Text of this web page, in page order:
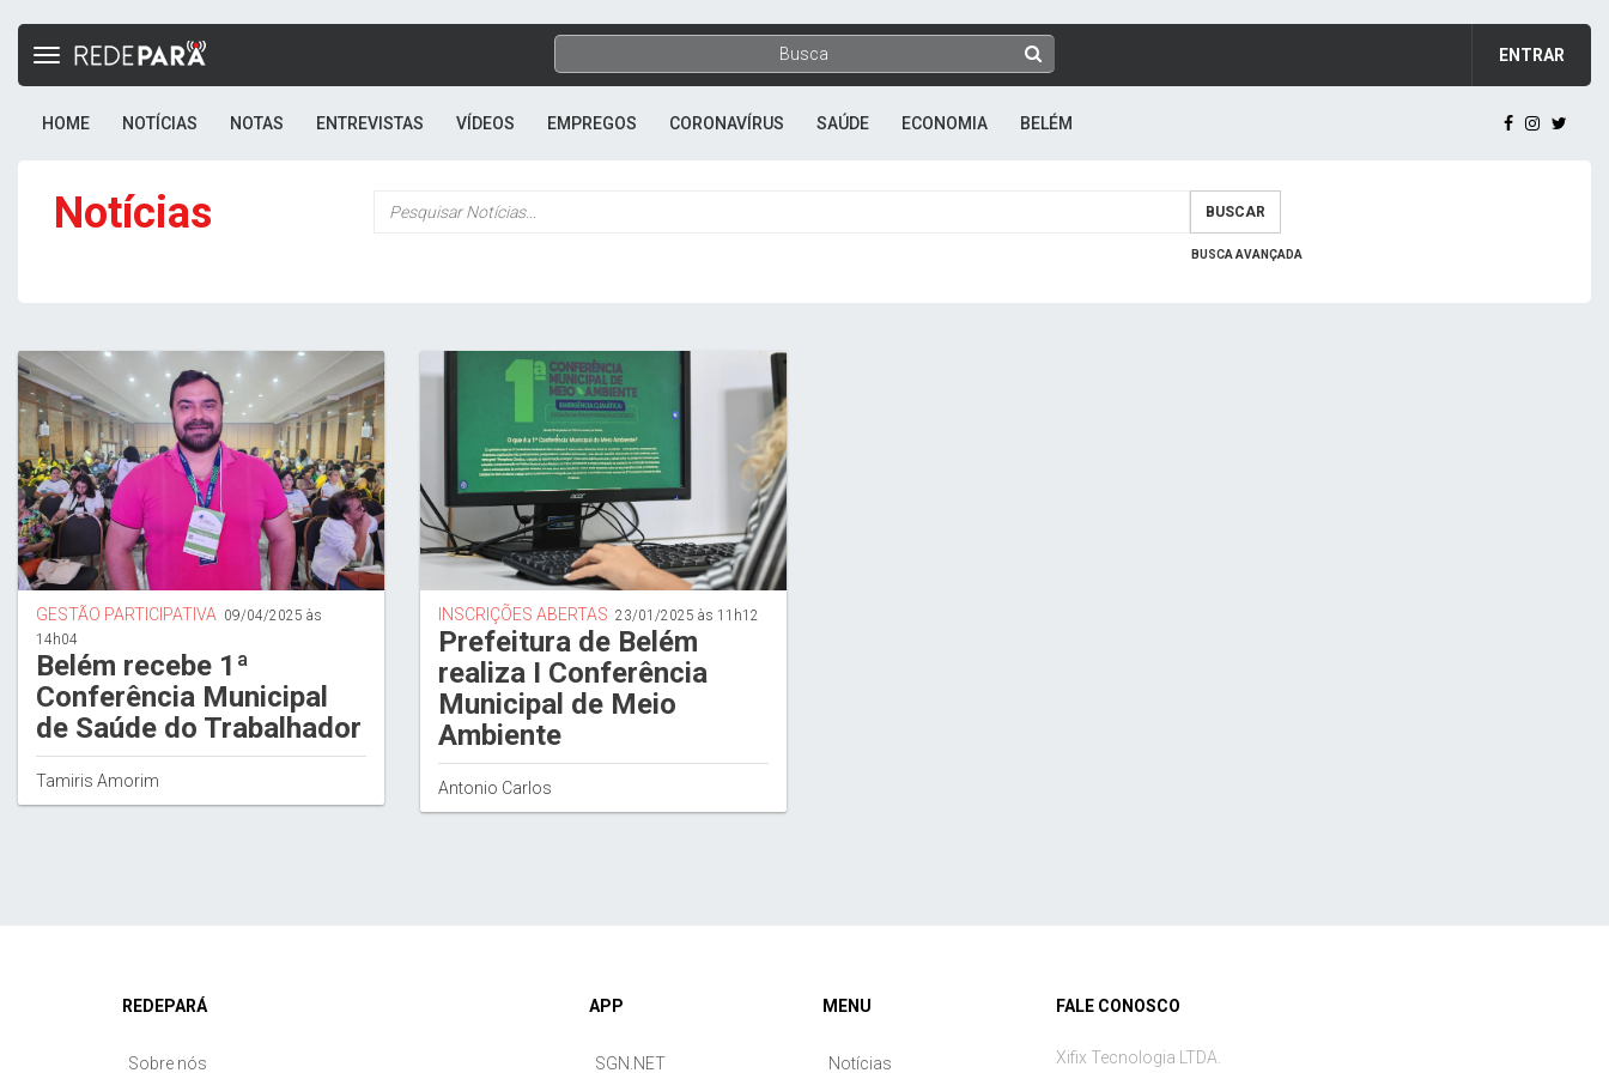
ENTRAR
Toggle
HOME NOTÍCIAS NOTAS ENTREVISTAS VÍDEOS EMPREGOS CORONAVÍRUS SAÚDE ECONOMIA BELÉM
Notícias BUSCAR
BUSCA AVANÇADA
GESTÃO PARTICIPATIVA 09/04/2025 às
14h04
Belém recebe 1ª
Conferência Municipal
de Saúde do Trabalhador
Tamiris Amorim
INSCRIÇÕES ABERTAS 23/01/2025 às 11h12
Prefeitura de Belém
realiza I Conferência
Municipal de Meio
Ambiente
Antonio Carlos
REDEPARÁ
Sobre nós
APP
SGN.NET
MENU
Notícias
FALE CONOSCO
Xifix Tecnologia LTDA.